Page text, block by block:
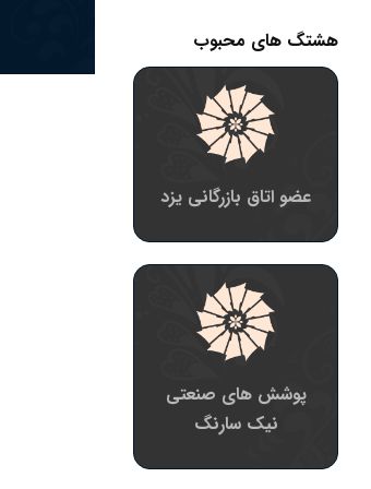
هشتگ های محبوب
عضو اتاق بازرگانی یزد
پوشش های صنعتی
نیک سارنگ